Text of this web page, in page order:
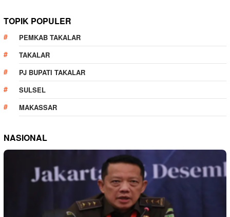
TOPIK POPULER
PEMKAB TAKALAR
TAKALAR
PJ BUPATI TAKALAR
SULSEL
MAKASSAR
NASIONAL